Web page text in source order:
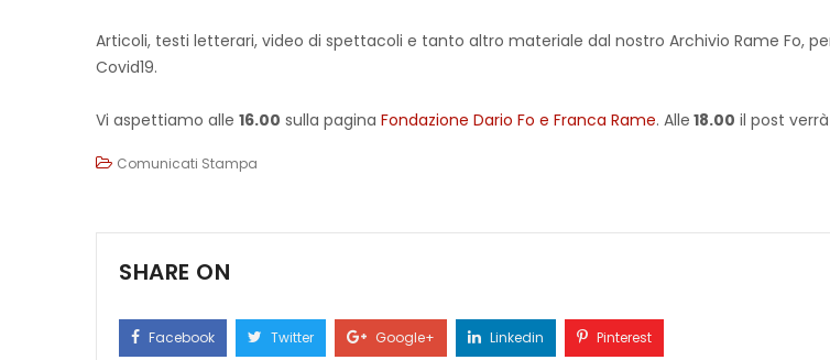
Articoli, testi letterari, video di spettacoli e tanto altro materiale dal nostro Archivio Rame Fo,
Covid19.
Vi aspettiamo alle 16.00 sulla pagina Fondazione Dario Fo e Franca Rame. Alle 18.00 il post
Comunicati Stampa
SHARE ON
Facebook Twitter Google+ Linkedin Pinterest